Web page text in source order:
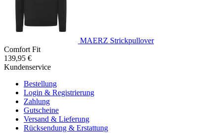
MAERZ Strickpullover
Comfort Fit
139,95 €
Kundenservice
Bestellung
Login & Registrierung
Zahlung
Gutscheine
Versand & Lieferung
Rücksendung & Erstattung